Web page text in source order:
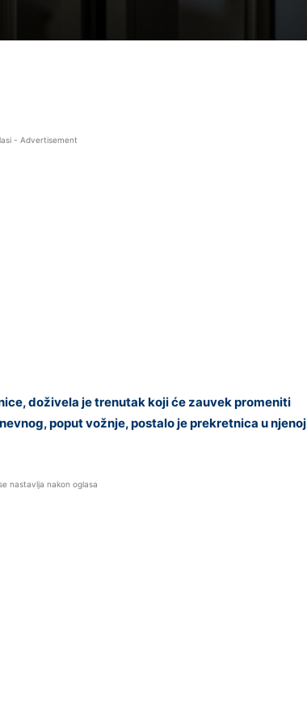
- Advertisement
doživela je trenutak koji će zauvek promeniti
poput vožnje, postalo je prekretnica u njenoj
nastavlja nakon oglasa